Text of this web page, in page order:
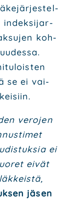
indek­si­jar­
koh­
se ei vai­
vero­jen
ei
eivät
jäsen